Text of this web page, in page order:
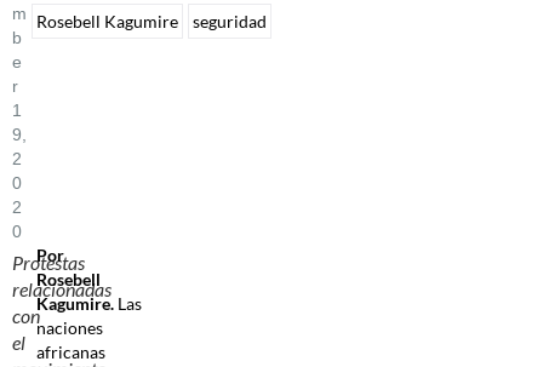
M
B
E
R
1
9,
2
0
2
0
Protestas
relacionadas
con
el
Por
Rosebell
Kagumire. Las
naciones
africanas
Rosebell Kagumire
seguridad